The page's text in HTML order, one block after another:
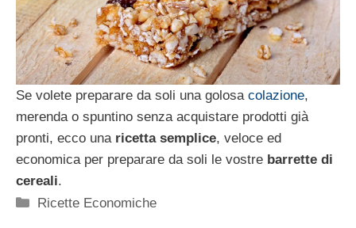
Se volete preparare da soli una golosa colazione,
merenda o spuntino senza acquistare prodotti già
pronti, ecco una ricetta semplice, veloce ed
economica per preparare da soli le vostre barrette di
cereali.
Categorie
Ricette Economiche